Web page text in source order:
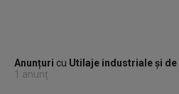
Anunțuri cu Utilaje industriale și
1 anunț